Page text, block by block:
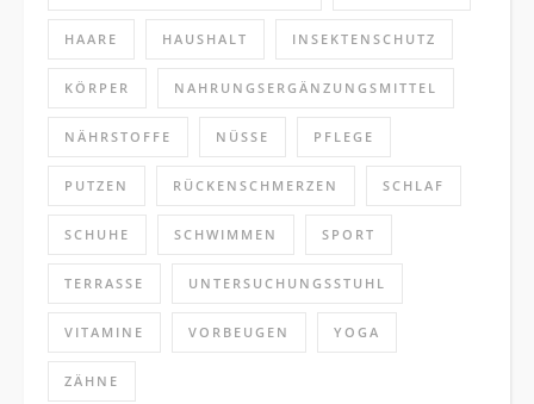
HAARE HAUSHALT INSEKTENSCHUTZ
KÖRPER NAHRUNGSERGÄNZUNGSMITTEL
NÄHRSTOFFE NÜSSE PFLEGE
PUTZEN RÜCKENSCHMERZEN SCHLAF
SCHUHE SCHWIMMEN SPORT
TERRASSE UNTERSUCHUNGSSTUHL
VITAMINE VORBEUGEN YOGA
ZÄHNE